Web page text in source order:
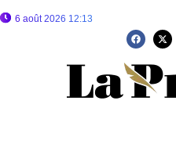
6 août 2026 12:13